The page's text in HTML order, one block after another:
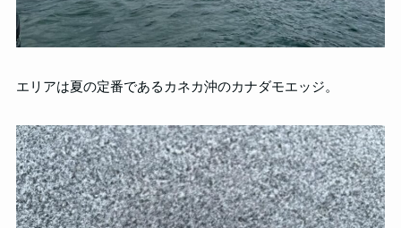
エリアは夏の定番であるカネカ沖のカナダモエッジ。